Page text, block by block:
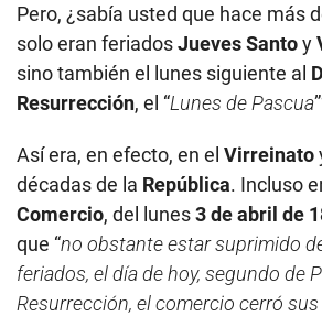
Pero, ¿sabía usted que hace más
solo eran feriadosJueves Santoy
sino también el lunes siguiente al
Resurrección, el “Lunes de Pascua
Así era, en efecto, en el Virreinato
décadas de la República. Incluso
Comercio, del lunes3 de abril de
que “no obstante estar suprimido
feriados, el día de hoy, segundo de
Resurrección, el comercio cerró